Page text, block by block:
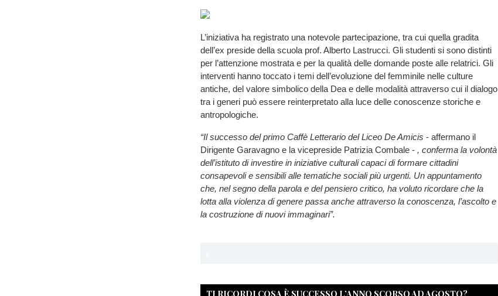
L’iniziativa ha registrato una notevole partecipazione, tra cui quella gradita
dell’ex preside della scuola prof. Alberto Lastrucci. Gli studenti si sono distinti
per l’attenzione mostrata e per la qualità delle domande poste alle relatrici. Gli
interventi hanno toccato i temi dell’evoluzione del femminile nelle culture
antiche, del valore simbolico della Dea e delle modalità attraverso cui il dialogo
tra i generi può essere reinterpretato alla luce delle conoscenze storiche e
antropologiche.
“Il successo del primo Caffè Letterario del Liceo De Amicis - affermano il
Dirigente Garavagno e la vicepreside Patrizia Combale - , conferma la volontà
dell’istituto di investire in iniziative culturali capaci di formare cittadini
consapevoli e sensibili alle tematiche sociali più urgenti. Un appuntamento
che, nel segno della parola e del pensiero critico, ha voluto ricordare che la
lotta alla violenza di genere passa anche attraverso la conoscenza, l’ascolto e
la costruzione di nuovi immaginari”.
TI RICORDI COSA È SUCCESSO L’ANNO SCORSO AD AGOSTO?